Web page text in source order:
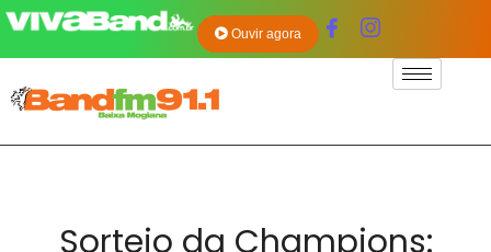
Ouvir agora
Sorteio da Champions: